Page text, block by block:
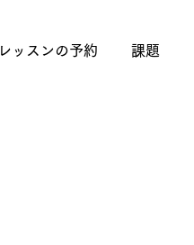
レッスンの予約 課題